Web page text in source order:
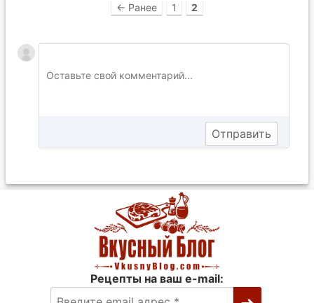
← Ранее 1 2
Рецепты на ваш e-mail: